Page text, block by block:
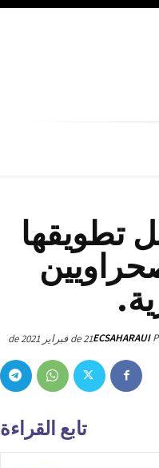
تطويقها
ECSAHARAUI21 de فبراير de 2021
تابع القراءة